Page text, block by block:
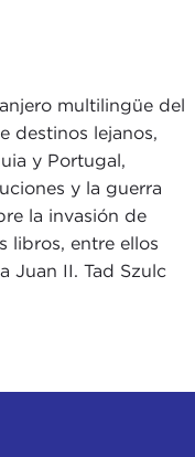
multilingüe del
destinos lejanos,
y Portugal,
y la guerra
la invasión de
libros, entre ellos
Juan II. Tad Szulc